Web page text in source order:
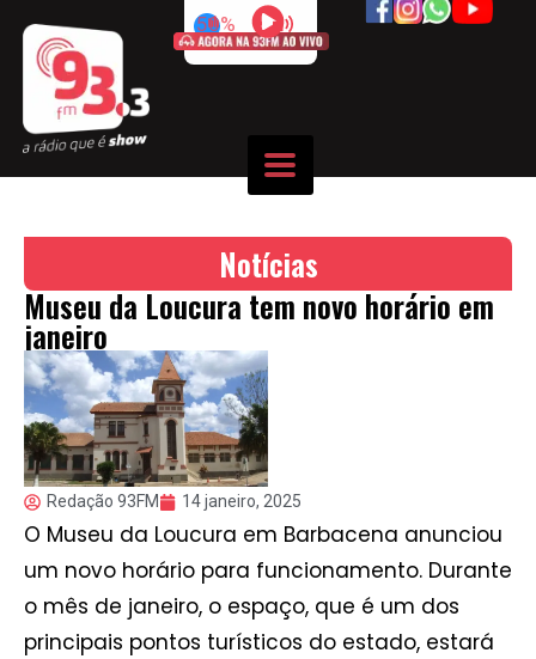
50%
Notícias
Museu da Loucura tem novo horário em
janeiro
Redação 93FM 14 janeiro, 2025
O Museu da Loucura em Barbacena anunciou
um novo horário para funcionamento. Durante
o mês de janeiro, o espaço, que é um dos
principais pontos turísticos do estado, estará